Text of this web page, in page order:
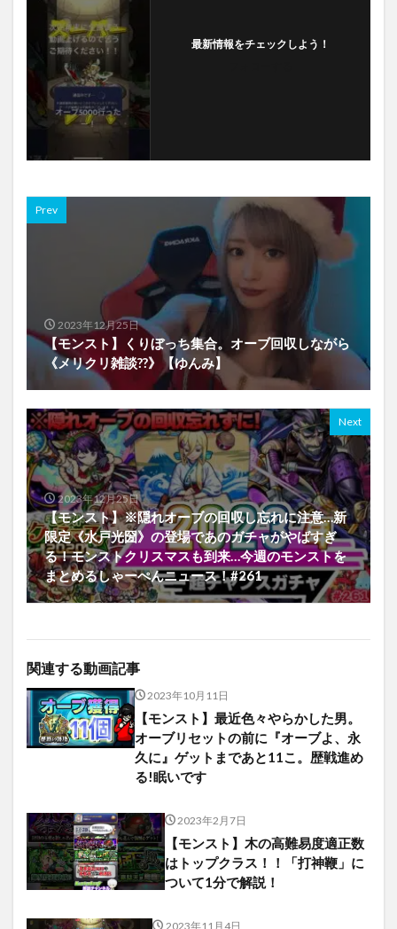
最新情報をチェックしよう！
Prev
2023年12月25日
【モンスト】くりぼっち集合。オーブ回収しながら
《メリクリ雑談??》【ゆんみ】
Next
2023年12月25日
【モンスト】※隠れオーブの回収し忘れに注意…新
限定《水戸光圀》の登場であのガチャがやばすぎ
る！モンストクリスマスも到来…今週のモンストを
まとめるしゃーぺんニュース！#261
関連する動画記事
2023年10月11日
【モンスト】最近色々やらかした男。
オーブリセットの前に『オーブよ、永
久に』ゲットまであと11こ。歴戦進め
る!眠いです
2023年2月7日
【モンスト】木の高難易度適正数
はトップクラス！！「打神鞭」に
ついて1分で解説！
2023年11月4日